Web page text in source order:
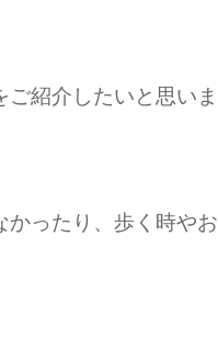
紹介したいと思いま
かったり、歩く時やお